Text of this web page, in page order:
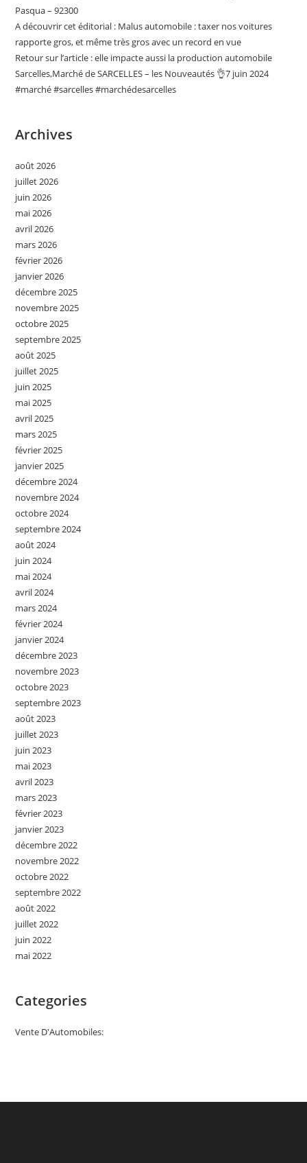
Pasqua – 92300
A découvrir cet éditorial : Malus automobile : taxer nos voitures
rapporte gros, et même très gros avec un record en vue
Retour sur l’article : elle impacte aussi la production automobile
Sarcelles,Marché de SARCELLES – les Nouveautés 👌7 juin 2024
#marché #sarcelles #marchédesarcelles
Archives
août 2026
juillet 2026
juin 2026
mai 2026
avril 2026
mars 2026
février 2026
janvier 2026
décembre 2025
novembre 2025
octobre 2025
septembre 2025
août 2025
juillet 2025
juin 2025
mai 2025
avril 2025
mars 2025
février 2025
janvier 2025
décembre 2024
novembre 2024
octobre 2024
septembre 2024
août 2024
juin 2024
mai 2024
avril 2024
mars 2024
février 2024
janvier 2024
décembre 2023
novembre 2023
octobre 2023
septembre 2023
août 2023
juillet 2023
juin 2023
mai 2023
avril 2023
mars 2023
février 2023
janvier 2023
décembre 2022
novembre 2022
octobre 2022
septembre 2022
août 2022
juillet 2022
juin 2022
mai 2022
Categories
Vente D'Automobiles: